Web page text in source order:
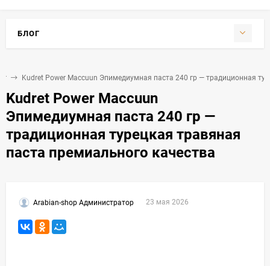
Kudret Power Maccuun Эпимедиумная паста 240 гр — традиционная
Kudret Power Maccuun
Эпимедиумная паста 240 гр —
традиционная турецкая травяная
паста премиального качества
Arabian-shop Администратор 23 мая 2026
БЛОГ